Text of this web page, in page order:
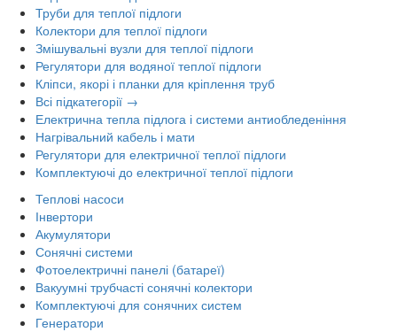
Труби для теплої підлоги
Колектори для теплої підлоги
Змішувальні вузли для теплої підлоги
Регулятори для водяної теплої підлоги
Кліпси, якорі і планки для кріплення труб
Всі підкатегорії →
Електрична тепла підлога і системи антиобледеніння
Нагрівальний кабель і мати
Регулятори для електричної теплої підлоги
Комплектуючі до електричної теплої підлоги
Теплові насоси
Інвертори
Акумулятори
Сонячні системи
Фотоелектричні панелі (батареї)
Вакуумні трубчасті сонячні колектори
Комплектуючі для сонячних систем
Генератори